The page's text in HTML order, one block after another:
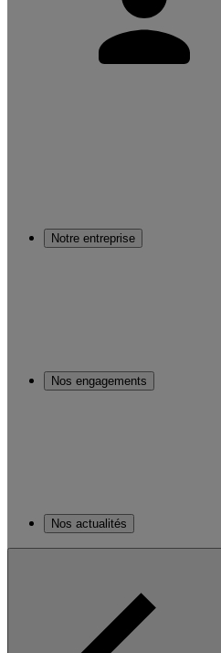
Notre entreprise
Nos engagements
Nos actualités